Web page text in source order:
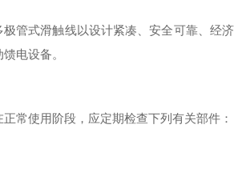
式滑触线以设计紧凑、安全可靠、经济
电设备。
使用阶段，应定期检查下列有关部件：